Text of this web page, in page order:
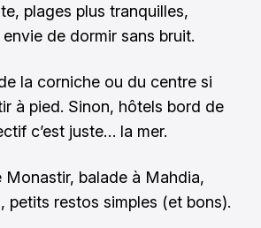
plages plus tranquilles,
de dormir sans bruit.
la corniche ou du centre si
à pied. Sinon, hôtels bord de
c’est juste… la mer.
Monastir, balade à Mahdia,
petits restos simples (et bons).